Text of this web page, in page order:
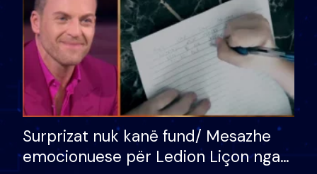
Surprizat nuk kanë fund/ Mesazhe
emocionuese për Ledion Liçon nga